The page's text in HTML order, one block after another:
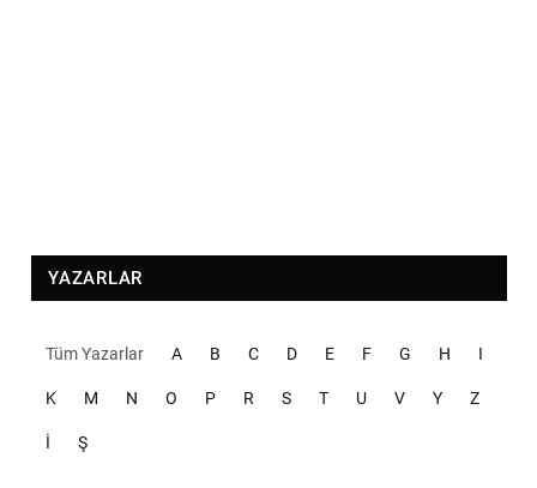
YAZARLAR
Tüm Yazarlar A B C D E F G H I
K M N O P R S T U V Y Z
İ Ş